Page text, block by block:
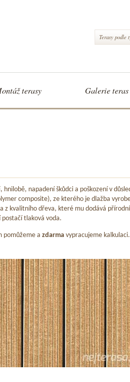
Terasy podle
terasy Galerie teras
napadení škůdci a poškození v
composite), ze kterého je dlažba
z kvalitního dřeva, které mu dodává přírodní
postačí tlaková voda.
pomůžeme a zdarma vypracujeme kalkulaci.